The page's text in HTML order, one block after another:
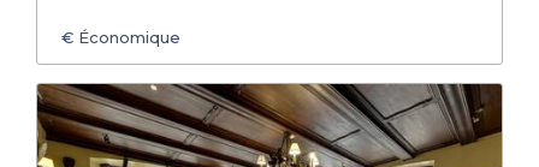
€ Économique